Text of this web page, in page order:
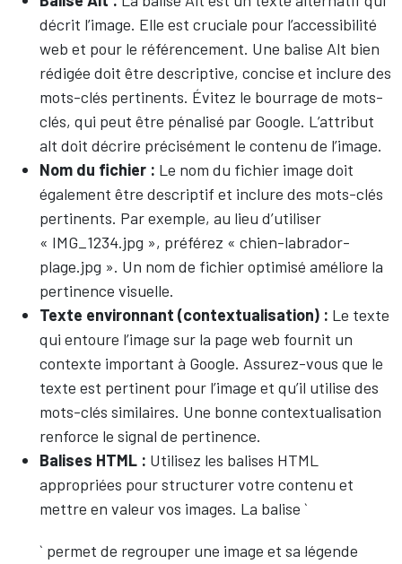
décrit l’image. Elle est cruciale pour l’accessibilité
web et pour le référencement. Une balise Alt bien
rédigée doit être descriptive, concise et inclure des
mots-clés pertinents. Évitez le bourrage de mots-
clés, qui peut être pénalisé par Google. L’attribut
alt doit décrire précisément le contenu de l’image.
Nom du fichier : Le nom du fichier image doit
également être descriptif et inclure des mots-clés
pertinents. Par exemple, au lieu d’utiliser
« IMG_1234.jpg », préférez « chien-labrador-
plage.jpg ». Un nom de fichier optimisé améliore la
pertinence visuelle.
Texte environnant (contextualisation) : Le texte
qui entoure l’image sur la page web fournit un
contexte important à Google. Assurez-vous que le
texte est pertinent pour l’image et qu’il utilise des
mots-clés similaires. Une bonne contextualisation
renforce le signal de pertinence.
Balises HTML : Utilisez les balises HTML
appropriées pour structurer votre contenu et
mettre en valeur vos images. La balise `
` permet de regrouper une image et sa légende